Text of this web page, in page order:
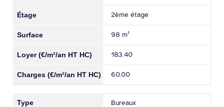
2ème étage
98 m²
183.40
60.00
Bureaux